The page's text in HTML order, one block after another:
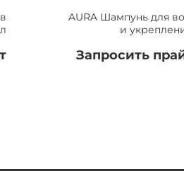
AURA Шампунь для
и
Запросить